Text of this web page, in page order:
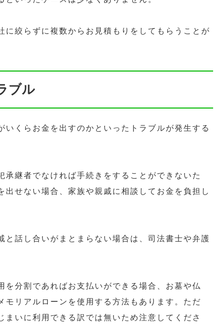
に絞らずに複数からお見積もりをしてもらうことが
ブル
いくらお金を出すのかといったトラブルが発生する
承継者でなければ手続きをすることができないた
出せない場合、家族や親戚に相談してお金を負担し
と話し合いがまとまらない場合は、司法書士や弁護
を分割であればお支払いができる場合、お墓や仏
モリアルローンを使用する方法もあります。ただ
まいに利用できる訳では無いため注意してくださ